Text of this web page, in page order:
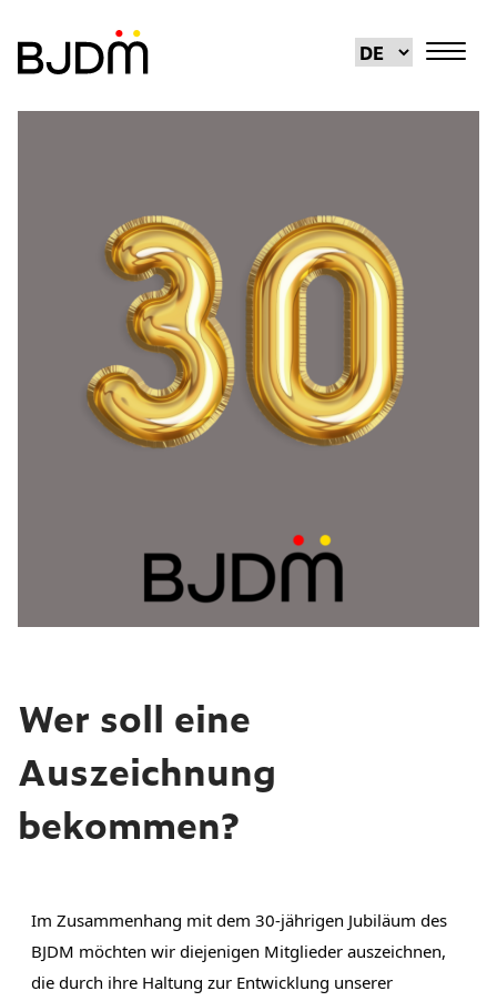
Wer soll eine
Auszeichnung
bekommen?
Im Zusammenhang mit dem 30-jährigen Jubiläum des
BJDM möchten wir diejenigen Mitglieder auszeichnen,
die durch ihre Haltung zur Entwicklung unserer